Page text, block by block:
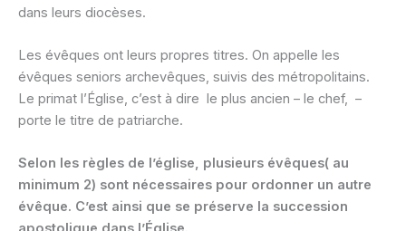
dans leurs diocèses.
Les évêques ont leurs propres titres. On appelle les
évêques seniors archevêques, suivis des métropolitains.
Le primat l’Église, c’est à dire le plus ancien – le chef, –
porte le titre de patriarche.
Selon les règles de l’église, plusieurs évêques( au
minimum 2) sont nécessaires pour ordonner un autre
évêque. C’est ainsi que se préserve la succession